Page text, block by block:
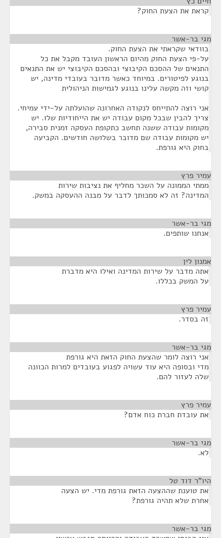
קראת את הצעת החוק?
מגי בר-אשר
בוודאי שקראתי את הצעת החוק.
על-פי הצעת החוק מהיום הראשון העובד מקבל את כל
התנאים של ההסכם הקיבוצי ובהסכם הקיבוצי יש את התנאים
בנוגע לפיטורים. במיוחד כאשר מדובר בעובדי מדינה, יש
קושי וזה מקשה עלינו בנוגע לגמישות הניהולית
אני רוצה להתייחס לנקודה האחרונה שהועלתה על-ידי עמיחי.
צריך להבין שבכל מקום עבודה יש את הייחודיות שלו. יש
מקומות עבודה ששנה תחשב כתקופת העסקה זמנית סבירה,
יש מקומות עבודה שם מדובר בשלושה חודשים. הקביעה
בחוק היא גורפת.
עמיר פרץ
ממתי הממונה על השכר מחליף את נציבות שירות
המדינה? זה לא סמכותך לדבר על מבנה ההעסקה במשק.
מגי בר-אשר
אנחנו שותפים.
אמנון לין
אתה מדבר על שירות המדינה ואילו היא מדברת
על המשק בכללו.
עמיר פרץ
זה בסדר.
מגי בר-אשר
אני רוצה לומר שהצעת החוק הזאת היא גורפת
מדי ובסופה היא עוד עשויה לפגוע בעובדים למרות הכוונה
שלה לעזור להם.
עמיר פרץ
את עובדת חברת כוח אדם?
מגי בר-אשר
לא.
היו"ר דוד טל
את טוענת שההצעה הזאת גורפת מדי. יש הצעה
אחרת שלא תהיה גורפת?
מגי בר-אשר